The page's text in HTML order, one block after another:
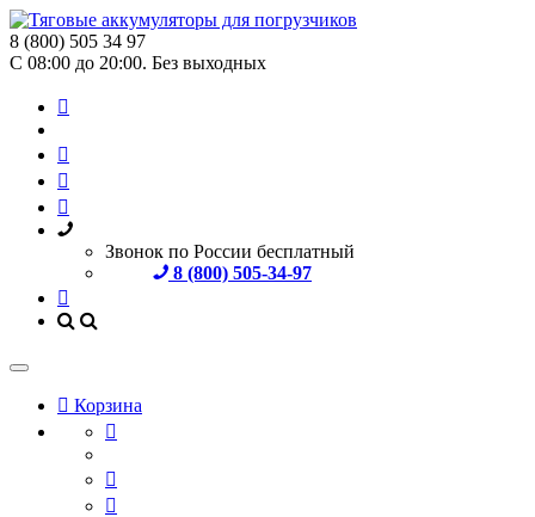
8 (800) 505 34 97
С 08:00 до 20:00. Без выходных
Звонок по России бесплатный
8 (800) 505-34-97
Корзина